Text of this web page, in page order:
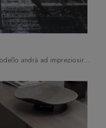
Sedia Raya di Altacom: questo modello andrà ad impreziosire spazi di ogni genere, in modo particolare atmosfere moderne.